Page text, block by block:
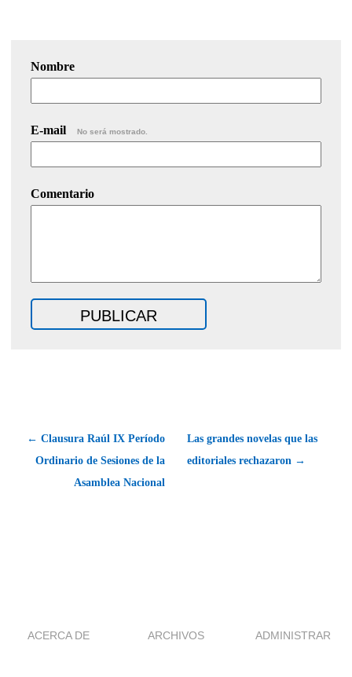
Nombre
E-mail No será mostrado.
Comentario
← Clausura Raúl IX Período
Ordinario de Sesiones de la
Asamblea Nacional
Las grandes novelas que las
editoriales rechazaron →
ACERCA DE ARCHIVOS ADMINISTRAR